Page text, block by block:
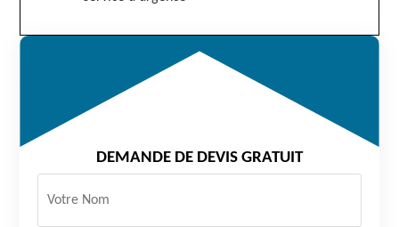
DEMANDE DE DEVIS GRATUIT